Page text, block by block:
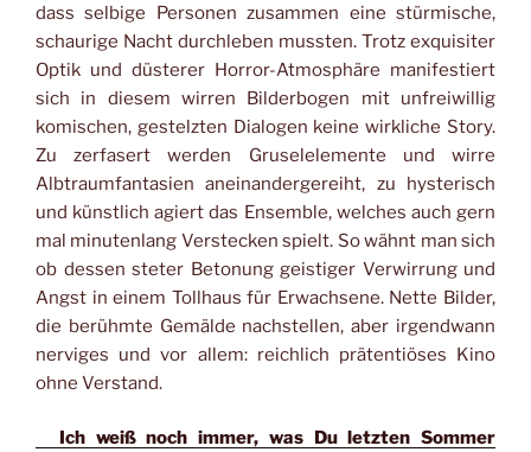
dass selbige Personen zusammen eine stürmische,
schaurige Nacht durchleben mussten. Trotz exquisiter
Optik und düsterer Horror-Atmosphäre manifestiert
sich in diesem wirren Bilderbogen mit unfreiwillig
komischen, gestelzten Dialogen keine wirkliche Story.
Zu zerfasert werden Gruselelemente und wirre
Albtraumfantasien aneinandergereiht, zu hysterisch
und künstlich agiert das Ensemble, welches auch gern
mal minutenlang Verstecken spielt. So wähnt man sich
ob dessen steter Betonung geistiger Verwirrung und
Angst in einem Tollhaus für Erwachsene. Nette Bilder,
die berühmte Gemälde nachstellen, aber irgendwann
nerviges und vor allem: reichlich prätentiöses Kino
ohne Verstand.
Ich weiß noch immer, was Du letzten Sommer